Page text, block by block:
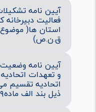
آیین نامه
فعالیت
ق.ن.ص)
آیین نامه وضعیت
و تعهدات
اتحادیه تقسیم
ذیل بند الف ماده۴۹ ق.ن.ص)